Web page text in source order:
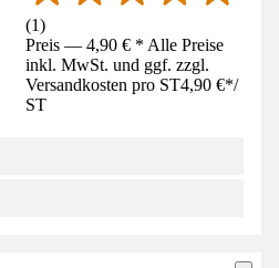
(1)
Preis — 4,90 € * Alle Preise
inkl. MwSt. und ggf. zzgl.
Versandkosten pro ST4,90 €*/
ST